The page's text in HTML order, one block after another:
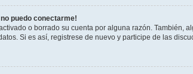
puedo conectarme!
o borrado su cuenta por alguna razón.
Si es así, registrese de nuevo y participe de las